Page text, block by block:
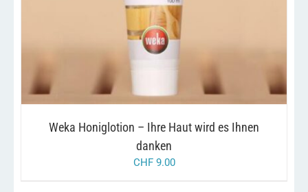
IN DEN WARENKORB /
Weka Honiglotion – Ihre Haut wird es Ihnen
danken
CHF9.00